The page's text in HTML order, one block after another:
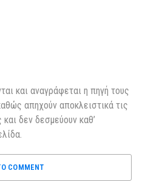
και αναγράφεται η πηγή τους
απηχούν αποκλειστικά τις
δεν δεσμεύουν καθ’
COMMENT